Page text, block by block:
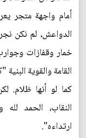
أمام واجهة متجر
الدواعش، لم نكن
خمار وقفازات
القامة والقوية
كما لو أنها
النقاب، الحمد
ارتداءه".